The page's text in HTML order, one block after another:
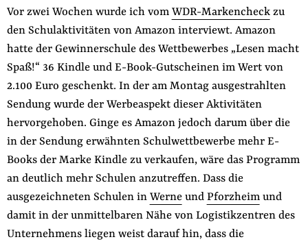
Bußgelder und Geldauflagen
Projektspende
Testamentsspende
Presse
Newsletter
Appelle unterzeichnen
Kontakt
Impressum
Vor zwei Wochen wurde ich vom WDR-Markencheckzu
den Schulaktivitäten von Amazon interviewt. Amazon
hatte der Gewinnerschule des Wettbewerbes „Lesen macht
Spaß!“ 36 Kindle und E-Book-Gutscheinen im Wert von
2.100 Euro geschenkt. In der am Montag ausgestrahlten
Sendung wurde der Werbeaspekt dieser Aktivitäten
hervorgehoben. Ginge es Amazon jedoch darum über die
in der Sendung erwähnten Schulwettbewerbe mehr E-
Books der Marke Kindle zu verkaufen, wäre das Programm
an deutlich mehr Schulen anzutreffen. Dass die
ausgezeichneten Schulen in Werneund Pforzheimund
damit in der unmittelbaren Nähe von Logistikzentren des
Unternehmens liegen weist darauf hin, dass die